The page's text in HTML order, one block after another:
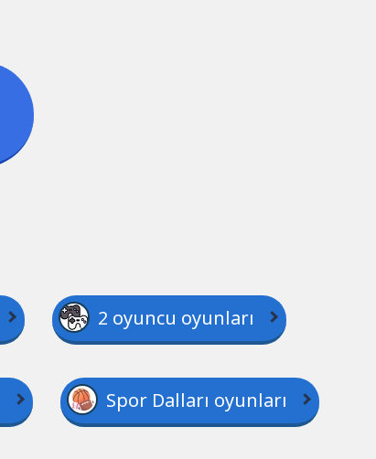
2 oyuncu oyunları
Spor Dalları oyunları